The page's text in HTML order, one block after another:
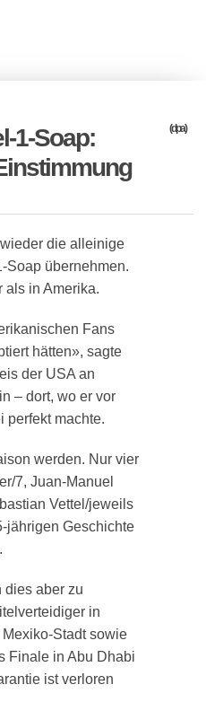
1-Soap:
(dpa)
die alleinige
Soap übernehmen.
als in Amerika.
Fans
hätten», sagte
der USA an
– dort, wo er vor
perfekt machte.
werden. Nur vier
7, Juan-Manuel
Vettel/jeweils
jährigen Geschichte
dies aber zu
in
Stadt sowie
Finale in Abu Dhabi
ist verloren